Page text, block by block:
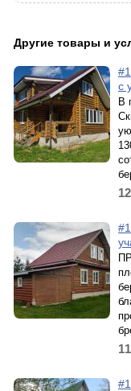
Другие товары и
с
В